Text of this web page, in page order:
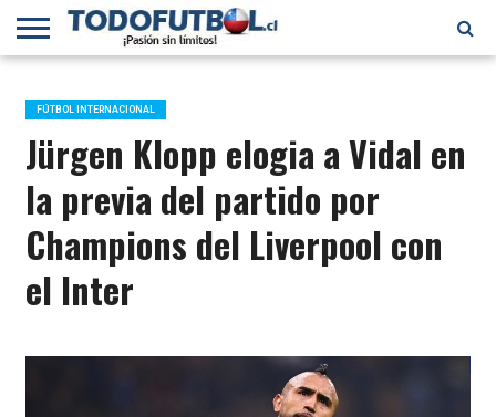
PRIMERA
B
SELECCIÓN
CHILENA
CHILENOS
EN EL
MUNDO
FÚTBOL
INTERNACIONAL
FÚTBOL INTERNACIONAL
Jürgen Klopp elogia a Vidal en
la previa del partido por
Champions del Liverpool con
el Inter